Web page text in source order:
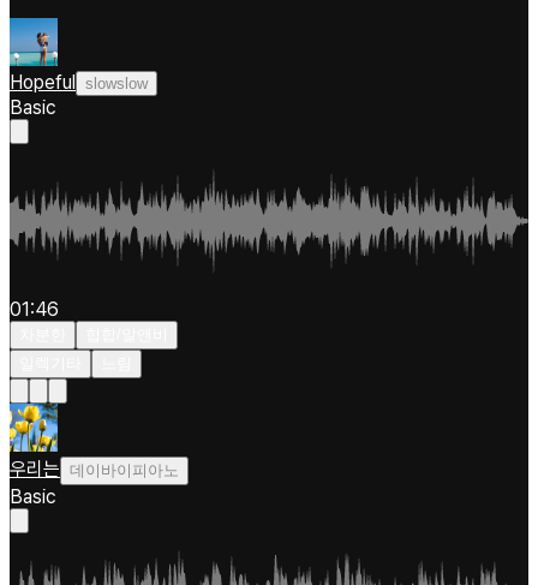
Hopeful slowslow
Basic
01:46
우리는 데이바이피아노
Basic